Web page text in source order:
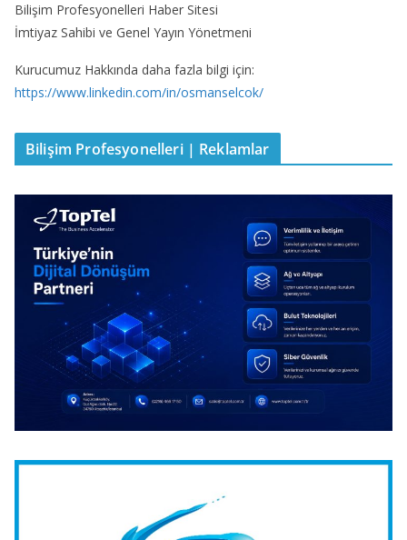
Bilişim Profesyonelleri Haber Sitesi
İmtiyaz Sahibi ve Genel Yayın Yönetmeni
Kurucumuz Hakkında daha fazla bilgi için:
https://www.linkedin.com/in/osmanselcok/
Bilişim Profesyonelleri | Reklamlar